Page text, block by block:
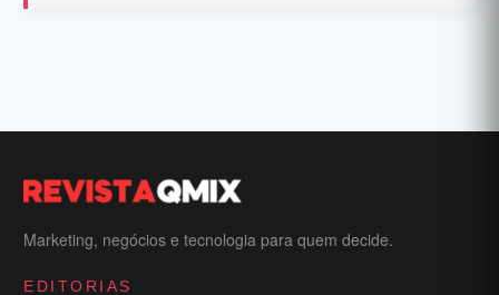
Marketing, negócios e tecnologia para quem decide.
EDITORIAS